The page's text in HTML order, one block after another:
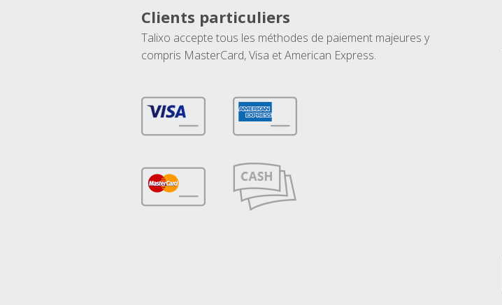
Clients particuliers
Talixo accepte tous les méthodes de paiement majeures y
compris MasterCard, Visa et American Express.